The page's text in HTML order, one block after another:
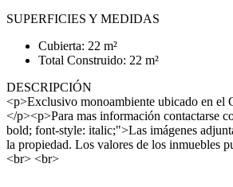
SUPERFICIES Y MEDIDAS
Cubierta: 22 m²
Total Construido: 22 m²
DESCRIPCIÓN
<p>Exclusivo monoambiente ubicado en el
</p><p>Para mas información
bold; font-style: italic;">Las imágenes
la propiedad. Los valores de los inmuebles
<br> <br>